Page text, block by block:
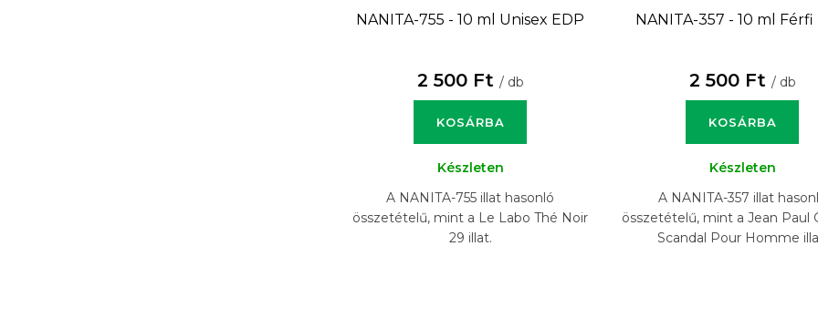
NANITA-755 - 10 ml Unisex EDP
2 500 Ft / db
KOSÁRBA
Készleten
A NANITA-755 illat hasonló
összetételű, mint a Le Labo Thé Noir
29 illat.
NANITA-357 - 10 ml Férfi
2 500 Ft / db
KOSÁRBA
Készleten
A NANITA-357 illat
összetételű, mint a Jean Paul
Scandal Pour Homme